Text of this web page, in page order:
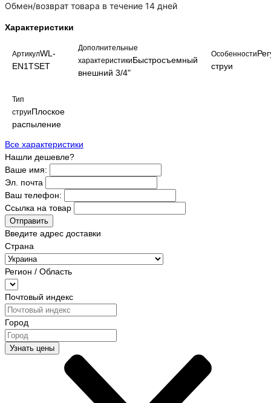
Обмен/возврат товара в течение 14 дней
Характеристики
АртикулWL-
EN1TSET
Дополнительные
характеристикиБыстросъемный
внешний 3/4"
Особенности
струи
Тип
струиПлоское
распыление
Все характеристики
Нашли дешевле?
Ваше имя:
Эл. почта
Ваш телефон:
Ссылка на товар
Отправить
Введите адрес доставки
Страна
Регион / Область
Почтовый индекс
Город
Узнать цены